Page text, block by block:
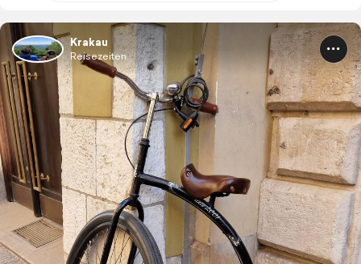
Krakau
Reisezeiten